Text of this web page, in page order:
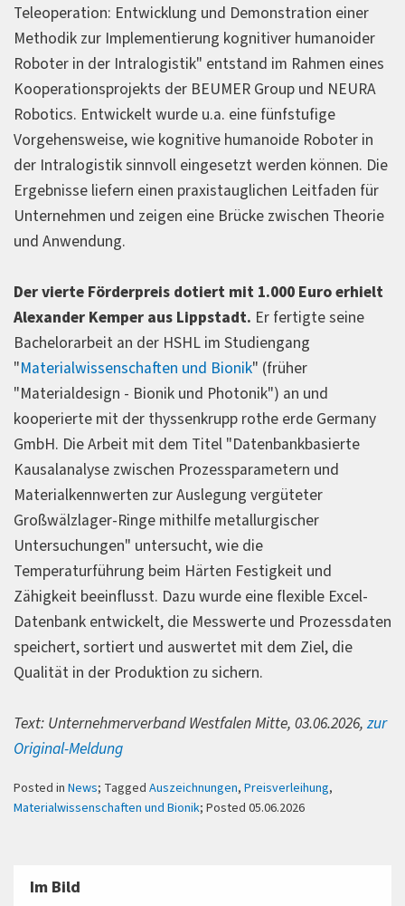
Teleoperation: Entwicklung und Demonstration einer
Methodik zur Implementierung kognitiver humanoider
Roboter in der Intralogistik" entstand im Rahmen eines
Kooperationsprojekts der BEUMER Group und NEURA
Robotics. Entwickelt wurde u.a. eine fünfstufige
Vorgehensweise, wie kognitive humanoide Roboter in
der Intralogistik sinnvoll eingesetzt werden können. Die
Ergebnisse liefern einen praxistauglichen Leitfaden für
Unternehmen und zeigen eine Brücke zwischen Theorie
und Anwendung.
Der vierte Förderpreis dotiert mit 1.000 Euro erhielt
Alexander Kemper aus Lippstadt. Er fertigte seine
Bachelorarbeit an der HSHL im Studiengang
"Materialwissenschaften und Bionik" (früher
"Materialdesign - Bionik und Photonik") an und
kooperierte mit der thyssenkrupp rothe erde Germany
GmbH. Die Arbeit mit dem Titel "Datenbankbasierte
Kausalanalyse zwischen Prozessparametern und
Materialkennwerten zur Auslegung vergüteter
Großwälzlager-Ringe mithilfe metallurgischer
Untersuchungen" untersucht, wie die
Temperaturführung beim Härten Festigkeit und
Zähigkeit beeinflusst. Dazu wurde eine flexible Excel-
Datenbank entwickelt, die Messwerte und Prozessdaten
speichert, sortiert und auswertet mit dem Ziel, die
Qualität in der Produktion zu sichern.
Text: Unternehmerverband Westfalen Mitte, 03.06.2026, zur
Original-Meldung
Posted in News; Tagged Auszeichnungen, Preisverleihung,
Materialwissenschaften und Bionik; Posted 05.06.2026
Im Bild